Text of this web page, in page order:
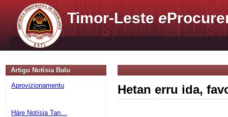
Timor-Lestee
Artigu Notísia Balu
Aprovizionamentu
Háre Notísia Tan…
Hetan erru ida,